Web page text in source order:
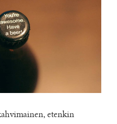
etenkin